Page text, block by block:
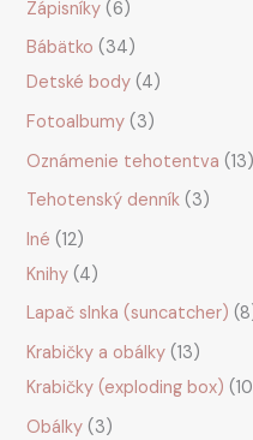
Zápisníky 6
Bábätko
34
Detské body 4
Fotoalbumy 3
Oznámenie tehotentva
13
Tehotenský denník 3
Iné
12
Knihy 4
Lapač slnka (suncatcher) 8
Krabičky a obálky 13
Krabičky (exploding box)
10
Obálky 3